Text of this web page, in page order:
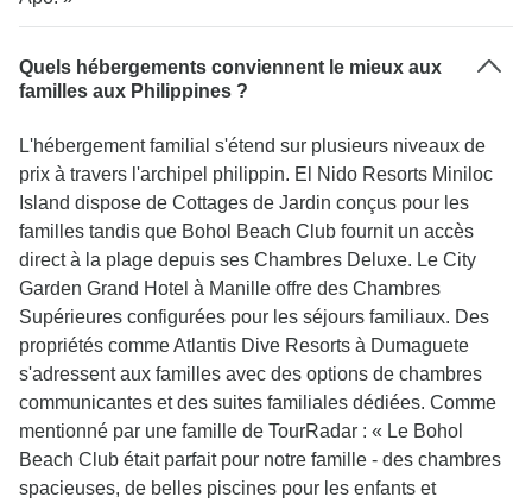
Quels hébergements conviennent le mieux aux
familles aux Philippines ?
L'hébergement familial s'étend sur plusieurs niveaux de
prix à travers l'archipel philippin. El Nido Resorts Miniloc
Island dispose de Cottages de Jardin conçus pour les
familles tandis que Bohol Beach Club fournit un accès
direct à la plage depuis ses Chambres Deluxe. Le City
Garden Grand Hotel à Manille offre des Chambres
Supérieures configurées pour les séjours familiaux. Des
propriétés comme Atlantis Dive Resorts à Dumaguete
s'adressent aux familles avec des options de chambres
communicantes et des suites familiales dédiées. Comme
mentionné par une famille de TourRadar : « Le Bohol
Beach Club était parfait pour notre famille - des chambres
spacieuses, de belles piscines pour les enfants et